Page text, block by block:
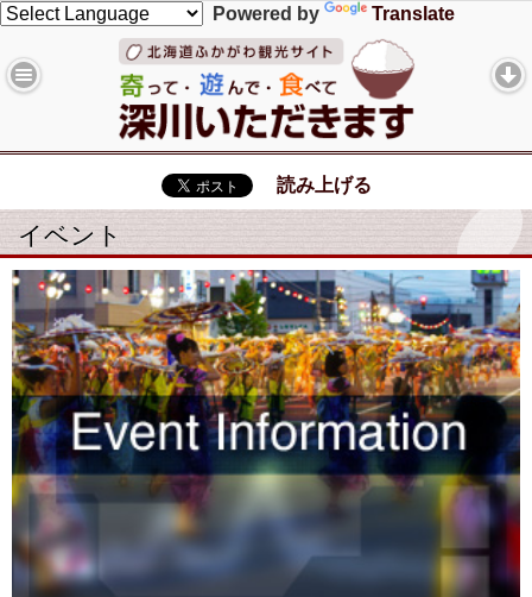
Powered by Translate
読み上げる
イベント